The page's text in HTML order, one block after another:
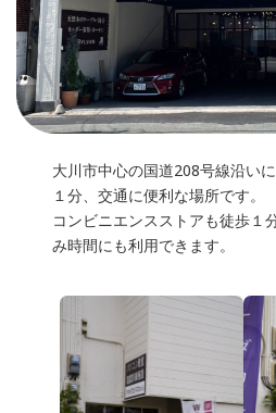
大川市中心の国道208号線沿い
１分、交通に便利な場所です。
コンビニエンスストアも徒歩１
み時間にも利用できます。